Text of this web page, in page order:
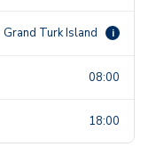
Grand Turk Island i
08:00
18:00